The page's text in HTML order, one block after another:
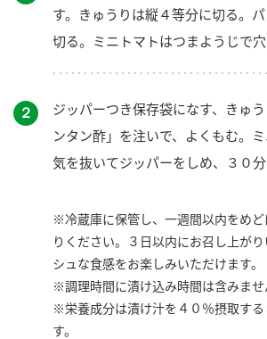
す。きゅうりは縦４等分に切る。
切る。ミニトマトはつまようじで穴
２
ジッパーつき保存袋になす、きゅ
ンタン酢」を注いで、よくもむ。
気を抜いてジッパーをしめ、３０分
※冷蔵庫に保管し、一週間以内をめ
りください。３日以内にお召し上が
シュな食感をお楽しみいただけます。
※調理時間に漬け込み時間は含みませ
※栄養成分は漬け汁を４０％摂取する
す。